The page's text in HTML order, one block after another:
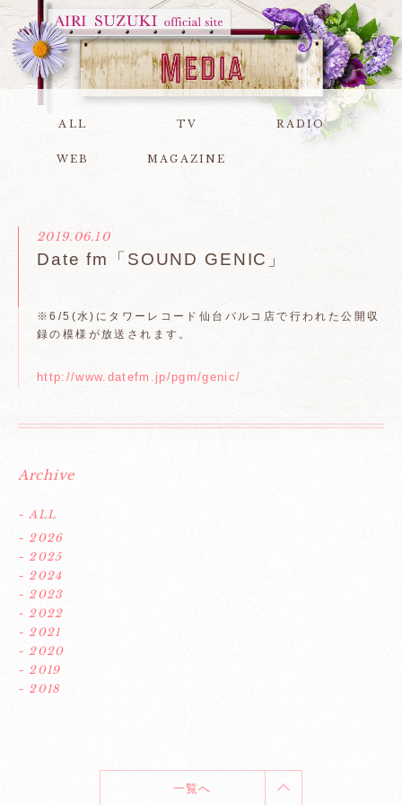
ALL TV RADIO
WEB MAGAZINE
2019.06.10
Date fm「SOUND GENIC」
※6/5(水)にタワーレコード仙台パルコ店で行われた公開収
録の模様が放送されます。
http://www.datefm.jp/pgm/genic/
Archive
- ALL
- 2026
- 2025
- 2024
- 2023
- 2022
- 2021
- 2020
- 2019
- 2018
一覧へ